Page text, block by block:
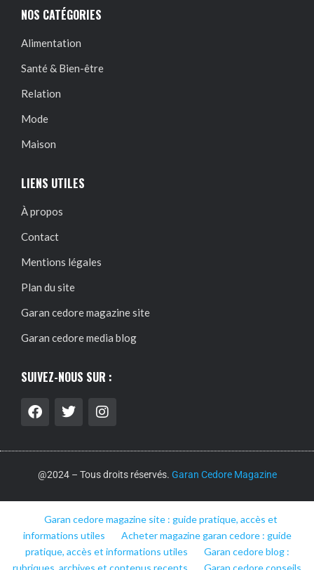
NOS CATÉGORIES
Alimentation
Santé & Bien-être
Relation
Mode
Maison
LIENS UTILES
À propos
Contact
Mentions légales
Plan du site
Garan cedore magazine site
Garan cedore media blog
SUIVEZ-NOUS SUR :
@2024 – Tous droits réservés. Garan Cedore Magazine
Garan cedore magazine site : guide pratique, accès et
informations utiles
Acheter magazine garan cedore : guide
pratique, accès et informations utiles
Garan cedore blog :